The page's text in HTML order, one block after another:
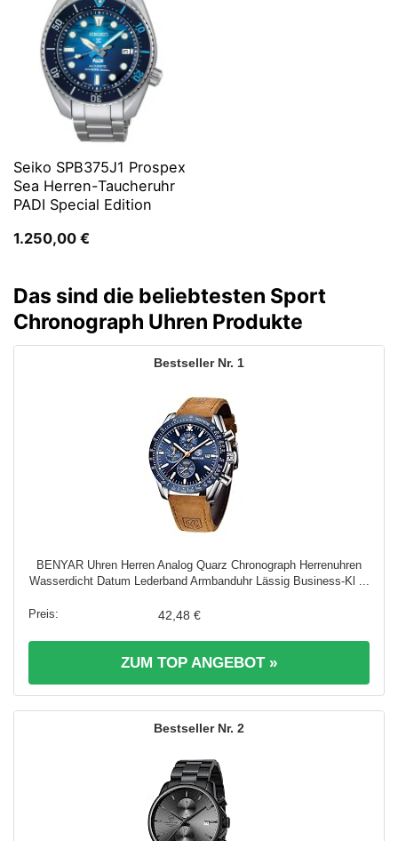
Seiko SPB375J1 Prospex
Sea Herren-Taucheruhr
PADI Special Edition
1.250,00 €
Das sind die beliebtesten Sport
Chronograph Uhren Produkte
1
BENYAR Uhren Herren Analog Quarz Chronograph Herrenuhren
Wasserdicht Datum Lederband Armbanduhr Lässig Business-Kl ...
42,48 €
ZUM TOP ANGEBOT »
2